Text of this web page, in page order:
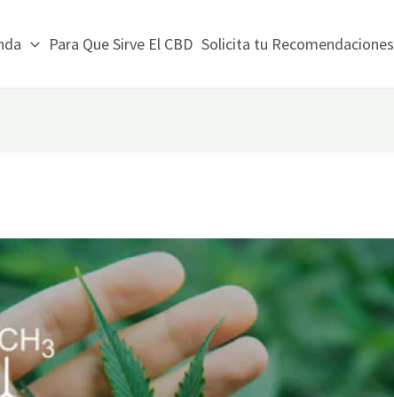
Para Que Sirve El CBD Solicita tu Recomendaciones